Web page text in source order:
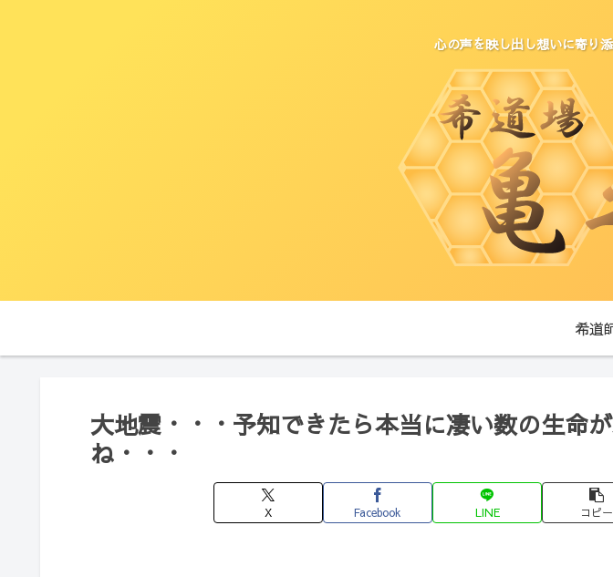
心の声を映し出し想いに寄り
希道
大地震・・・予知できたら本当に凄い数の生命
ね・・・
X Facebook LINE コピー